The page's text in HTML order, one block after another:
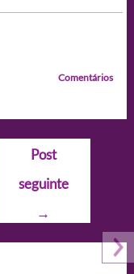
Comentários
Post
seguinte
→